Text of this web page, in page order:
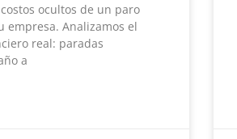
ocultos de un paro
empresa. Analizamos el
real: paradas
a